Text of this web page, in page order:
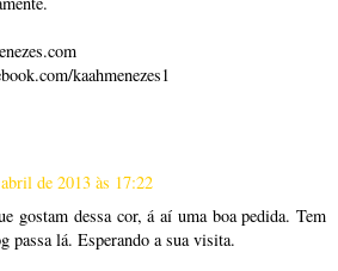
kaahmenezes1
de 2013 às 17:22
gostam dessa cor, á aí uma boa pedida. Tem
passa lá. Esperando a sua visita.